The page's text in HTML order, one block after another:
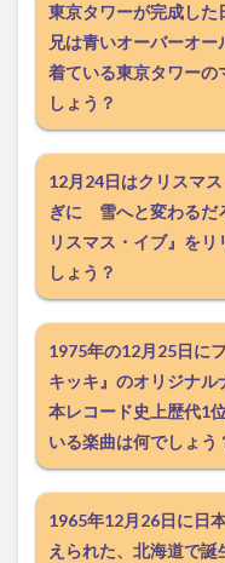
東京タワーが完成した
兄は青いオーバーオ
着ている東京タワーの
しょう？
12月24日はクリスマ
ぎに 雪へと変わるだ
リスマス・イブ』を
しょう？
1975年の12月25日に
キッキ』のオリジナル
本レコード史上歴代1
いる楽曲は何でしょう
1965年12月26日に日
えられた、北海道で誕